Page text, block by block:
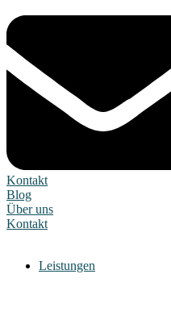
Kontakt
Blog
Über uns
Kontakt
Leistungen